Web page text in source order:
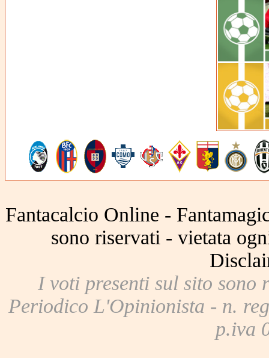
Fantacalcio Online -
sono riservati - vietata
I voti presenti sul sito sono
Periodico L'Opinionista - n.
p.iva